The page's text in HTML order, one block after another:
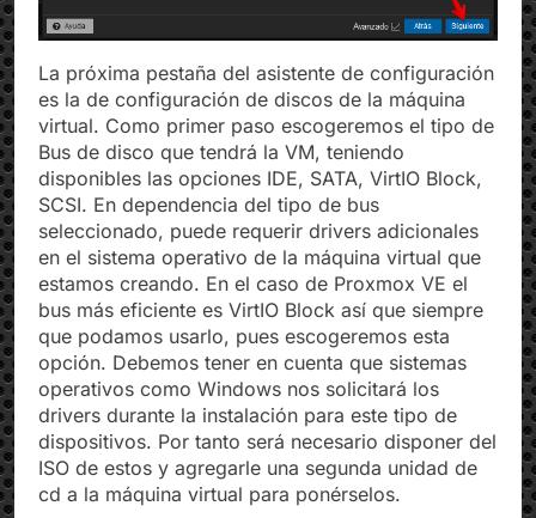
La próxima pestaña del asistente de configuración
es la de configuración de discos de la máquina
virtual. Como primer paso escogeremos el tipo de
Bus de disco que tendrá la VM, teniendo
disponibles las opciones IDE, SATA, VirtIO Block,
SCSI. En dependencia del tipo de bus
seleccionado, puede requerir drivers adicionales
en el sistema operativo de la máquina virtual que
estamos creando. En el caso de Proxmox VE el
bus más eficiente es VirtIO Block así que siempre
que podamos usarlo, pues escogeremos esta
opción. Debemos tener en cuenta que sistemas
operativos como Windows nos solicitará los
drivers durante la instalación para este tipo de
dispositivos. Por tanto será necesario disponer del
ISO de estos y agregarle una segunda unidad de